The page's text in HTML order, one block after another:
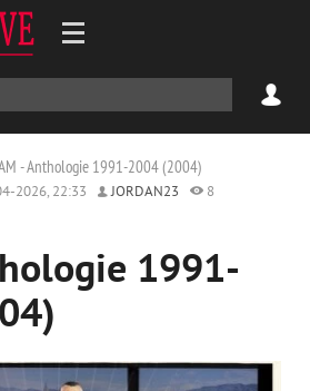
- Anthologie 1991-2004 (2004)
2026, 22:33 JORDAN23
8
1991-